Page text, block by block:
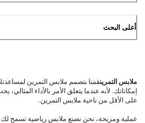
أعلى البحث
ملابس التمرينقمنا بتصمم ملابس التمرين
إمكاناتك. لأنه عندما يتعلق الأمر بالأداء المثالي،
على الأقل من ناحية ملابس التمرين.
عملية ومريحة، نحن نصنع ملابس رياضية تسمح لك